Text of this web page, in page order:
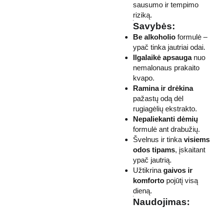
sausumo ir tempimo
riziką.
Savybės:
Be alkoholio formulė –
ypač tinka jautriai odai.
Ilgalaikė apsauganuo
nemalonaus prakaito
kvapo.
Ramina ir drėkina
pažastų odą dėl
rugiagėlių ekstrakto.
Nepaliekanti dėmių
formulė ant drabužių.
Švelnus ir tinka visiems
odos tipams, įskaitant
ypač jautrią.
Užtikrina gaivos ir
komforto pojūtį visą
dieną.
Naudojimas: